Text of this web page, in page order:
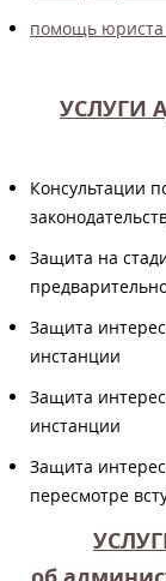
помощь юриста
УСЛУГИ
Консультации
Защита на
Защита
инстанции
Защита
инстанции
Защита
пересмотре